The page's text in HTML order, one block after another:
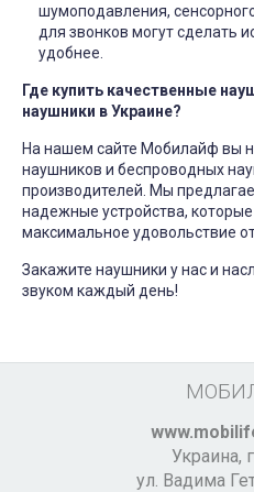
шумоподавления,
для звонков могут сделать
удобнее.
Где купить качественные
наушники в Украине?
На нашем сайте Мобилайф вы
наушников и беспроводных
производителей. Мы
надежные устройства,
максимальное удовольствие
Закажите наушники у нас и
звуком каждый день!
Украина,
ул. Вадима